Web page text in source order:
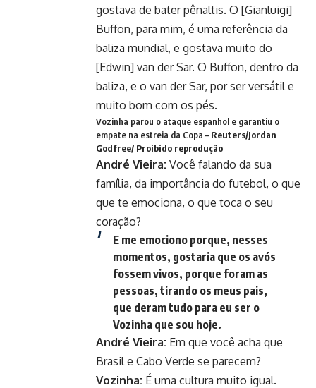
gostava de bater pênaltis. O [Gianluigi]
Buffon, para mim, é uma referência da
baliza mundial, e gostava muito do
[Edwin] van der Sar. O Buffon, dentro da
baliza, e o van der Sar, por ser versátil e
muito bom com os pés.
Vozinha parou o ataque espanhol e garantiu o
empate na estreia da Copa – Reuters/Jordan
Godfree/ Proibido reprodução
André Vieira: Você falando da sua
família, da importância do futebol, o que
que te emociona, o que toca o seu
coração?
E me emociono porque, nesses
momentos, gostaria que os avós
fossem vivos, porque foram as
pessoas, tirando os meus pais,
que deram tudo para eu ser o
Vozinha que sou hoje.
André Vieira: Em que você acha que
Brasil e Cabo Verde se parecem?
Vozinha: É uma cultura muito igual.